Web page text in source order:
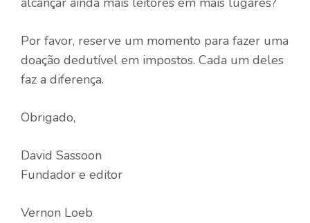
Por favor, reserve um momento para fazer uma
doação dedutível em impostos. Cada um deles
faz a diferença.
Obrigado,
David Sassoon
Fundador e editor
Vernon Loeb